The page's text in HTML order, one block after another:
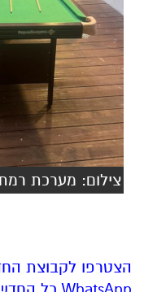
צילום: מערכת
הצטרפו לקבוצת